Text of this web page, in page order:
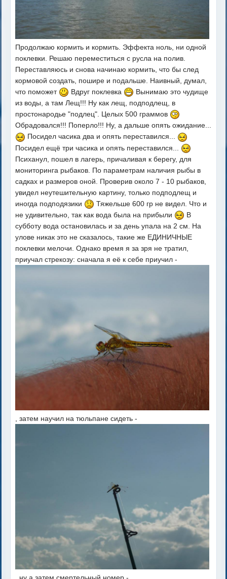
Продолжаю кормить и кормить. Эффекта ноль, ни одной
поклевки. Решаю переместиться с русла на полив.
Переставляюсь и снова начинаю кормить, что бы след
кормовой создать, пошире и подальше. Наивный, думал,
что поможет
Вдруг поклевка
Вынимаю это чудище
из воды, а там Лещ!!! Ну как лещ, подподлещ, в
простонародье "подлец". Целых 500 граммов
Обрадовался!!! Поперло!!! Ну, а дальше опять ожидание...
Посидел часика два и опять переставился...
Посидел ещё три часика и опять переставился...
Психанул, пошел в лагерь, причаливая к берегу, для
мониторинга рыбаков. По параметрам наличия рыбы в
садках и размеров оной. Проверив около 7 - 10 рыбаков,
увидел неутешительную картину, только подподлещ и
иногда подподязики
Тяжельше 600 гр не видел. Что и
не удивительно, так как вода была на прибыли
В
субботу вода остановилась и за день упала на 2 см. На
улове никак это не сказалось, такие же ЕДИНИЧНЫЕ
поклевки мелочи. Однако время я за зря не тратил,
приучал стрекозу: сначала я её к себе приучил -
, затем научил на тюльпане сидеть -